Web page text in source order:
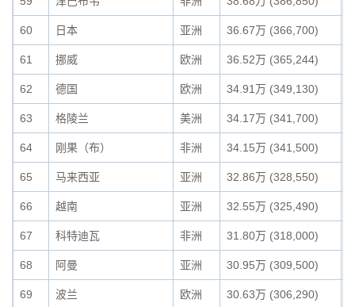
60 日本 亚洲 36.67万 (366,700)
61 挪威 欧洲 36.52万 (365,244)
62 德国 欧洲 34.91万 (349,130)
63 格陵兰 美洲 34.17万 (341,700)
64 刚果（布） 非洲 34.15万 (341,500)
65 马来西亚 亚洲 32.86万 (328,550)
66 越南 亚洲 32.55万 (325,490)
67 科特迪瓦 非洲 31.80万 (318,000)
68 阿曼 亚洲 30.95万 (309,500)
69 波兰 欧洲 30.63万 (306,290)